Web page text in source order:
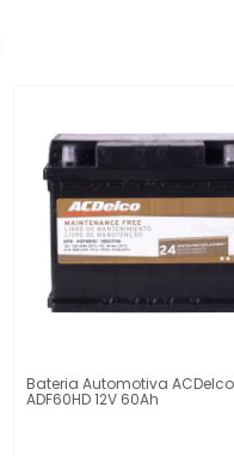
Bateria Automotiva ACDelco
ADF60HD 12V 60Ah